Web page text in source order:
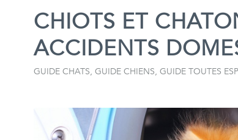
CHIOTS ET
ACCIDENTS
GUIDE CHATS, GUIDE CHIENS, GUIDE TOUTES